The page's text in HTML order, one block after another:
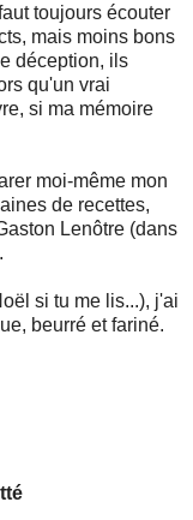
toujours écouter
mais moins bons
déception, ils
qu'un vrai
si ma mémoire
moi-même mon
de recettes,
Lenôtre (dans
si tu me lis...), j'ai
beurré et fariné.